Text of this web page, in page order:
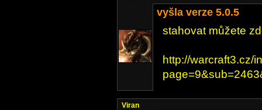
vyšla verze 5.0.5
stahovat můžete
http://warcraft3.cz/
Viran